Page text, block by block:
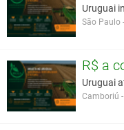
Uruguai
São Paulo
R$ a
Uruguai
Camboriú